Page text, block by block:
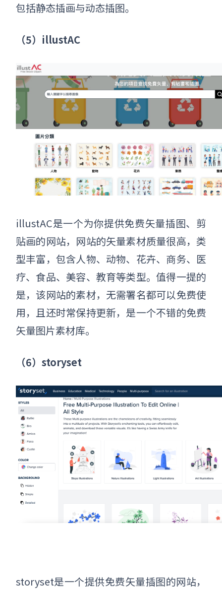
包括静态插画与动态插图。
（5）illustAC
illustAC是一个为你提供免费矢量插图、剪
贴画的网站，网站的矢量素材质量很高，类
型丰富，包含人物、动物、花卉、商务、医
疗、食品、美容、教育等类型。值得一提的
是，该网站的素材，无需署名都可以免费使
用，且还时常保持更新，是一个不错的免费
矢量图片素材库。
（6）storyset
storyset是一个提供免费矢量插图的网站，